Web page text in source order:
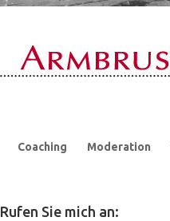
Coaching Moderation
Rufen Sie mich an: